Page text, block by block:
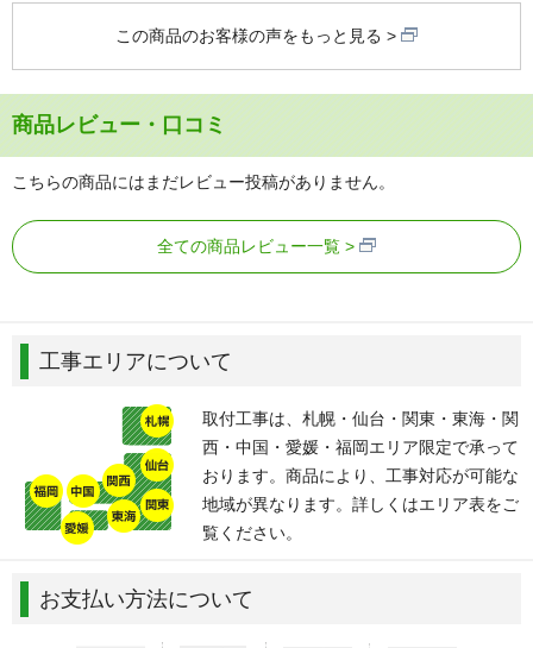
この商品のお客様の声をもっと見る
商品レビュー・口コミ
こちらの商品にはまだレビュー投稿がありません。
全ての商品レビュー一覧
工事エリアについて
取付工事は、札幌・仙台・関東・東海・関
西・中国・愛媛・福岡エリア限定で承って
おります。商品により、工事対応が可能な
地域が異なります。詳しくはエリア表をご
覧ください。
お支払い方法について